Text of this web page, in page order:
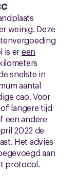
weinig. Deze
is ereen
snelste in
aantal
cao. Voor
langere tijd
een andere
2022 de
Het advies
aan
protocol.